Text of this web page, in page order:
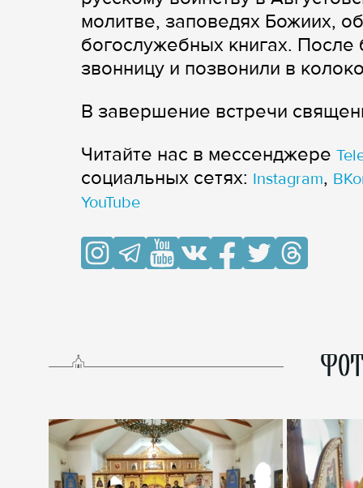
молитве, заповедях Божиих,
богослужебных книгах. После
звонницу и позвонили в
В завершение встречи
Читайте нас в мессенджере
cоциальных сетях: Instagram,
YouTube